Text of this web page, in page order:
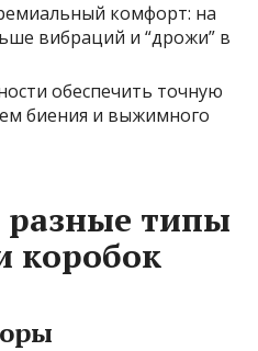
комфорт: на
вибраций и “дрожи” в
обеспечить точную
биения и выжимного
типы
коробок